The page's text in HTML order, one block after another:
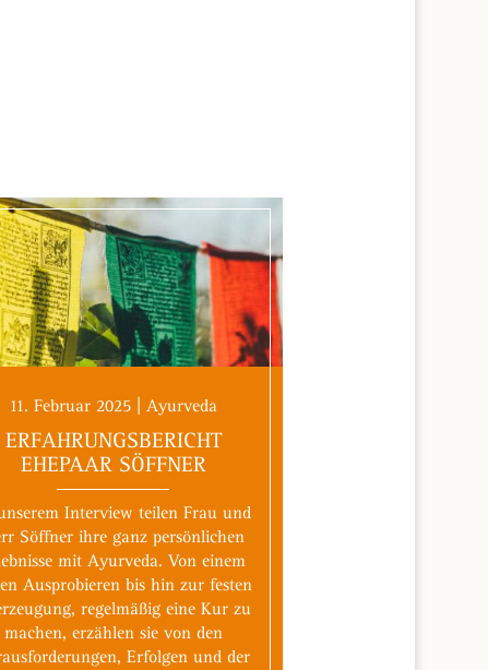
11. Februar 2025 | Ayurveda
ERFAHRUNGSBERICHT
EHEPAAR SÖFFNER
Interview teilen Frau und
Söffner ihre ganz persönlichen
mit Ayurveda. Von einem
Ausprobieren bis hin zur festen
regelmäßig eine Kur zu
machen, erzählen sie von den
Erfolgen und der